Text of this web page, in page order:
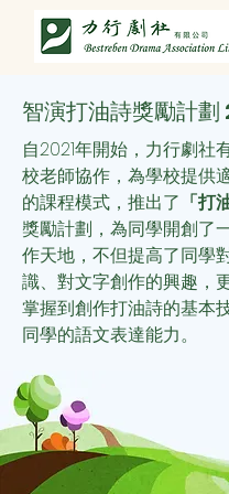
智演打油詩獎勵計
自2021年開始，力行劇社
校老師協作，為學校提供
的課程模式，推出了 「打
獎勵計劃，為同學開創了
作天地，不但提高了同學
識、對文字創作的興趣，
掌握到創作打油詩的基本
同學的語文表達能力。